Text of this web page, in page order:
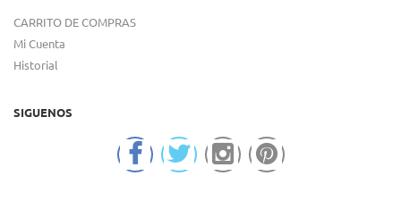
CARRITO DE COMPRAS
Mi Cuenta
Historial
SIGUENOS